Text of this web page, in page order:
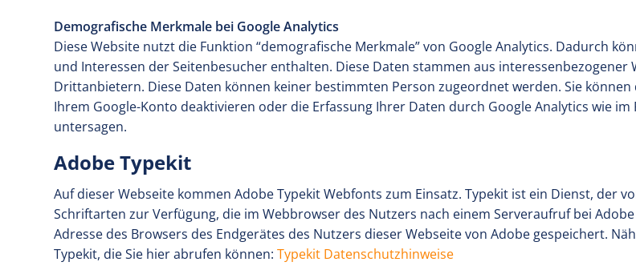
Demografische Merkmale bei Google Analytics
Diese Website nutzt die Funktion “demografische Merkmale” von Google Analytics. Dadurch
und Interessen der Seitenbesucher enthalten. Diese Daten stammen aus interessenbezogener
Drittanbietern. Diese Daten können keiner bestimmten Person zugeordnet werden. Sie
Ihrem Google-Konto deaktivieren oder die Erfassung Ihrer Daten durch Google Analytics wie
untersagen.
Adobe Typekit
Auf dieser Webseite kommen Adobe Typekit Webfonts zum Einsatz. Typekit ist ein Dienst, der
Schriftarten zur Verfügung, die im Webbrowser des Nutzers nach einem Serveraufruf bei
Adresse des Browsers des Endgerätes des Nutzers dieser Webseite von Adobe gespeichert.
Typekit, die Sie hier abrufen können:Typekit Datenschutzhinweise